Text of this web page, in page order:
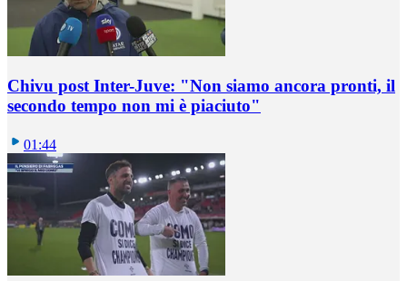
Chivu post Inter-Juve: "Non siamo ancora pronti, il
secondo tempo non mi è piaciuto"
01:44